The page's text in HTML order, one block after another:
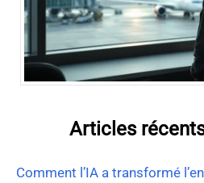
Articles
Comment l’IA a transformé